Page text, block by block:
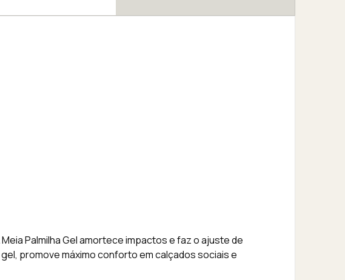
Palmilha Gel amortece impactos e faz o ajuste de
promove máximo conforto em calçados sociais e